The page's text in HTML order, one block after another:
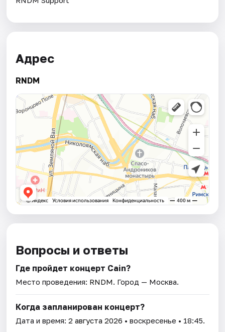
Адрес
RNDM
Вопросы и ответы
Где пройдет концерт Cain?
Место проведения: RNDM. Город — Москва.
Когда запланирован концерт?
Дата и время:2 августа 2026 • воскресенье • 18:45.